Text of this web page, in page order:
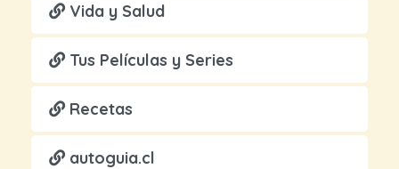
Vida y Salud
Tus Películas y Series
Recetas
autoguia.cl